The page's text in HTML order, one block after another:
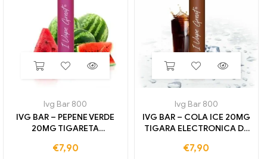
Ivg Bar 800
IVG BAR – PEPENE VERDE
20MG TIGARETA
unica folosinta 800
€7,90
Ivg Bar 800
IVG BAR – COLA ICE 20MG
TIGARA ELECTRONICA DE
TRENURI
€7,90